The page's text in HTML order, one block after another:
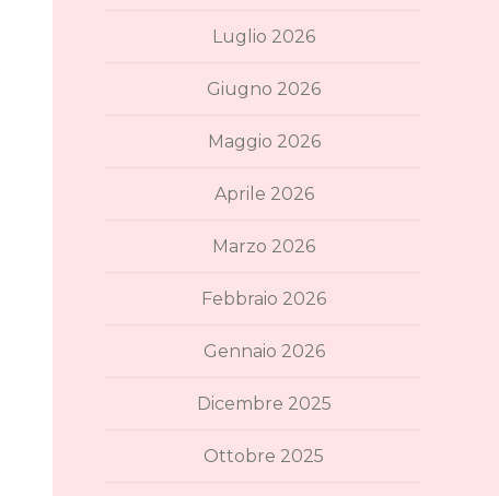
Luglio 2026
Giugno 2026
Maggio 2026
Aprile 2026
Marzo 2026
Febbraio 2026
Gennaio 2026
Dicembre 2025
Ottobre 2025